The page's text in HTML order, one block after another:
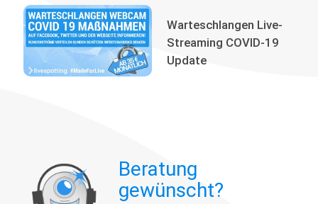
Warteschlangen Live-
Streaming COVID-19
Update
Beratung
gewünscht?